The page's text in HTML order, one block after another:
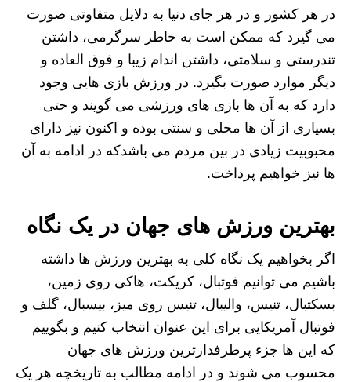
در هر کشور و در هر جای دنیا به دلایل متفاوتی صورت
می گیرد که ممکن است به خاطر سرگرمی، داشتن
تندرستی و سلامتی، داشتن اندام زیبا و فوق العاده و
دیگر موارد صورت بگیرد. در ورزش بازی هایی وجود
دارد که به آن ها بازی های ورزشی می گویند و حتی
بسیاری از آن ها محلی و سنتی بوده و اکنون نیز دارای
محبوبیت زیادی در بین مردم می باشدکه در ادامه به آن
ها نیز خواهیم پرداخت.
بهترین ورزش های جهان در یک نگاه
اگر بخواهیم یک نگاه کلی به بهترین ورزش ها داشته
باشیم می توانیم فوتبال، کریکت، هاکی روی زمین،
بسکتبال، تنیس، والیبال، تنیس روی میز، بیسبال، گلف و
فوتبال آمریکایی برای این عنوان انتخاب کنیم و بگوییم
که این ها جزء پرطرفدارترین ورزش های جهان
محسوب می شوند و در ادامه مطالب به تاریخچه هر یک